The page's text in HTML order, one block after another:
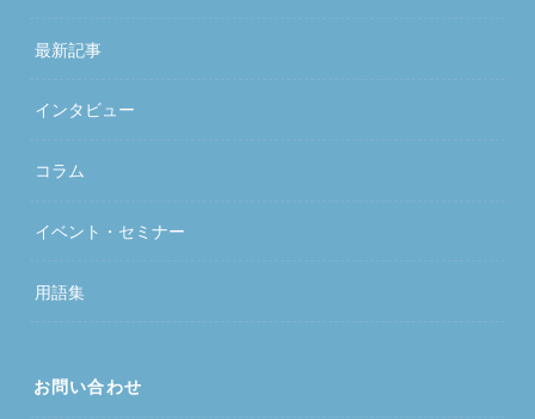
最新記事
インタビュー
コラム
イベント・セミナー
用語集
お問い合わせ